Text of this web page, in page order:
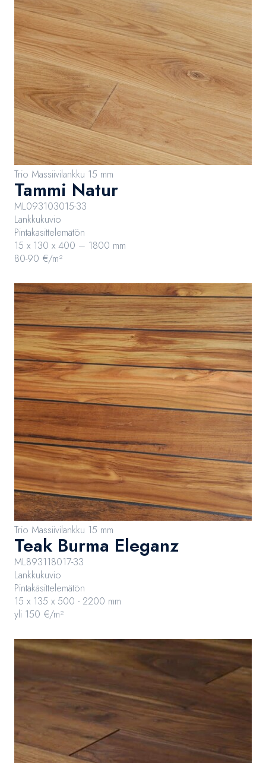
Trio Massiivilankku 15 mm
Tammi Natur
ML093103015-33
Lankkukuvio
Pintakäsittelemätön
15 x 130 x 400 – 1800 mm
80-90 €/m²
Trio Massiivilankku 15 mm
Teak Burma Eleganz
ML893118017-33
Lankkukuvio
Pintakäsittelemätön
15 x 135 x 500 - 2200 mm
yli 150 €/m²